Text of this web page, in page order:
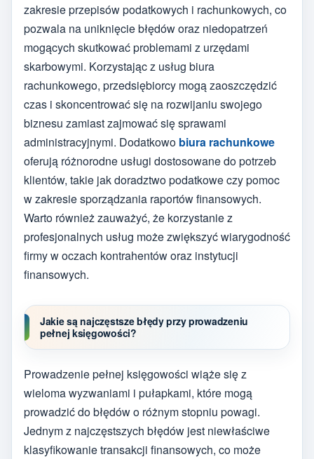
zakresie przepisów podatkowych i rachunkowych, co
pozwala na uniknięcie błędów oraz niedopatrzeń
mogących skutkować problemami z urzędami
skarbowymi. Korzystając z usług biura
rachunkowego, przedsiębiorcy mogą zaoszczędzić
czas i skoncentrować się na rozwijaniu swojego
biznesu zamiast zajmować się sprawami
administracyjnymi. Dodatkowo biura rachunkowe
oferują różnorodne usługi dostosowane do potrzeb
klientów, takie jak doradztwo podatkowe czy pomoc
w zakresie sporządzania raportów finansowych.
Warto również zauważyć, że korzystanie z
profesjonalnych usług może zwiększyć wiarygodność
firmy w oczach kontrahentów oraz instytucji
finansowych.
Jakie są najczęstsze błędy przy prowadzeniu
pełnej księgowości?
Prowadzenie pełnej księgowości wiąże się z
wieloma wyzwaniami i pułapkami, które mogą
prowadzić do błędów o różnym stopniu powagi.
Jednym z najczęstszych błędów jest niewłaściwe
klasyfikowanie transakcji finansowych, co może